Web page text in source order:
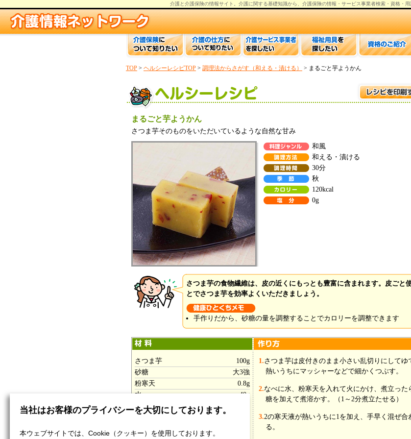
介護と介護保険の情報サイト。 介護に関する基礎知識から、 介護保険の情報 ・サービス事業者検索・資格・
TOP > ヘルシーレシピTOP > 調理法からさがす（和える・漬ける） > まるごと芋ようかん
まるごと芋ようかん
さつま芋そのものをいただいているような自然な甘み
和風
和える・漬ける
30分
秋
120kcal
0g
さつま芋の食物繊維は、皮の近くにもっとも豊富に含まれます。皮ごと
とでさつま芋を効率よくいただきましょう。
手作りだから、砂糖の量を調整することでカロリーを調整できます
さつま芋
100g
砂糖
大3強
粉寒天
0.8g
水
40g
1.さつま芋は皮付きのまま小さい乱切りにしてゆ
熱いうちにマッシャーなどで細かくつぶす。
2.なべに水、粉寒天を入れて火にかけ、煮立った
糖を加えて煮溶かす。（1～2分煮立たせる）
3.2の寒天液が熱いうちに1を加え、手早く混ぜ合
る。
当社はお客様のプライバシーを大切にしております。
本ウェブサイトでは、Cookie（クッキー）を使用しております。